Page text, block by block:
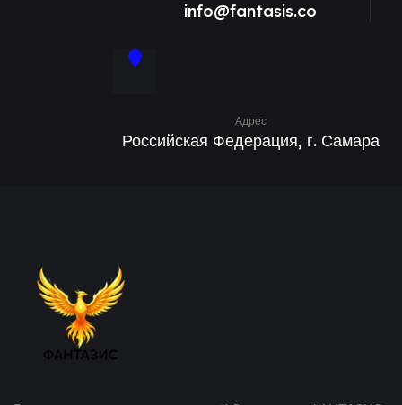
info@fantasis.co
Адрес
Российская Федерация, г. Самара